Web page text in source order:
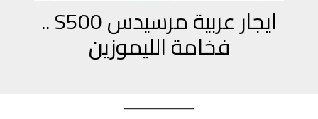
ايجار عربية مرسيدس S500 ..
فخامة الليموزين